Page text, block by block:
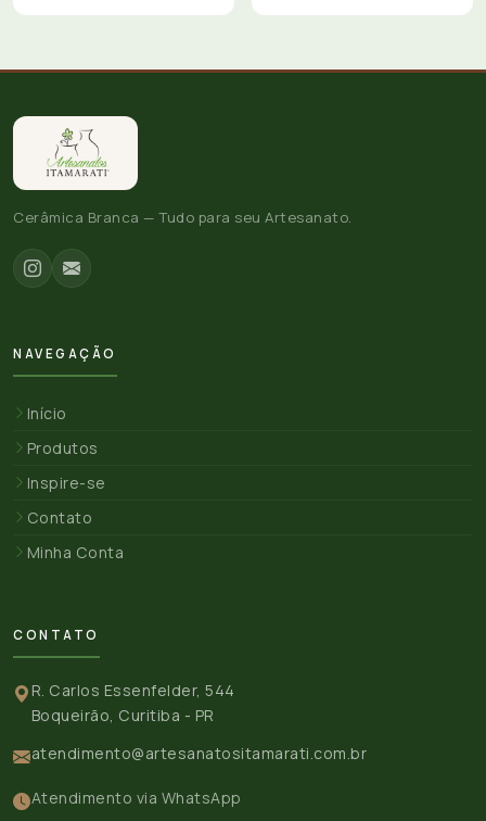
Cerâmica Branca — Tudo para seu Artesanato.
NAVEGAÇÃO
Início
Produtos
Inspire-se
Contato
Minha Conta
CONTATO
R. Carlos Essenfelder, 544
Boqueirão, Curitiba - PR
atendimento@artesanatositamarati.com.br
Atendimento via WhatsApp